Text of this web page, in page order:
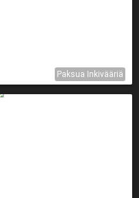
Paksua Inkivääriä